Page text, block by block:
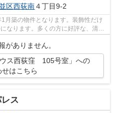
区西荻南４丁目9-2
月築の物件となります。装飾性だけ
なります。多くの方に好評な、清潔
...
がありません。
ウス西荻窪 105号室」への
はこちら
ス